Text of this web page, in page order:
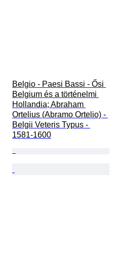
Belgio - Paesi Bassi - Ősi
Belgium és a történelmi
Hollandia; Abraham
Ortelius (Abramo Ortelio) -
Belgii Veteris Typus -
1581-1600